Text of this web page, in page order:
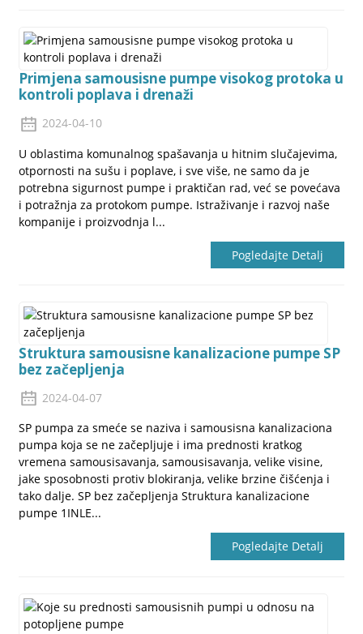
Primjena samousisne pumpe visokog protoka u
kontroli poplava i drenaži
2024-04-10
U oblastima komunalnog spašavanja u hitnim slučajevima,
otpornosti na sušu i poplave, i sve više, ne samo da je
potrebna sigurnost pumpe i praktičan rad, već se povećava
i potražnja za protokom pumpe. Istraživanje i razvoj naše
kompanije i proizvodnja l...
Pogledajte Detalj
Struktura samousisne kanalizacione pumpe SP
bez začepljenja
2024-04-07
SP pumpa za smeće se naziva i samousisna kanalizaciona
pumpa koja se ne začepljuje i ima prednosti kratkog
vremena samousisavanja, samousisavanja, velike visine,
jake sposobnosti protiv blokiranja, velike brzine čišćenja i
tako dalje. SP bez začepljenja Struktura kanalizacione
pumpe 1INLE...
Pogledajte Detalj